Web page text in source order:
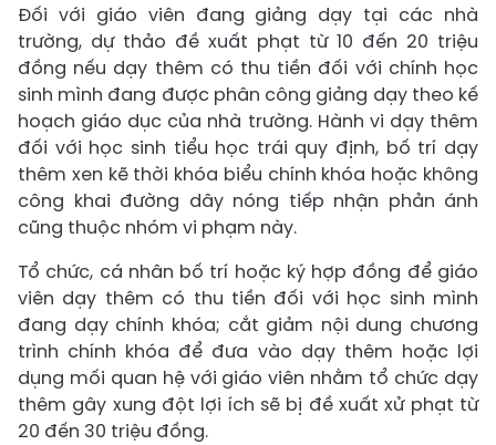
Đối với giáo viên đang giảng dạy tại các nhà
trường, dự thảo đề xuất phạt từ 10 đến 20 triệu
đồng nếu dạy thêm có thu tiền đối với chính học
sinh mình đang được phân công giảng dạy theo kế
hoạch giáo dục của nhà trường. Hành vi dạy thêm
đối với học sinh tiểu học trái quy định, bố trí dạy
thêm xen kẽ thời khóa biểu chính khóa hoặc không
công khai đường dây nóng tiếp nhận phản ánh
cũng thuộc nhóm vi phạm này.
Tổ chức, cá nhân bố trí hoặc ký hợp đồng để giáo
viên dạy thêm có thu tiền đối với học sinh mình
đang dạy chính khóa; cắt giảm nội dung chương
trình chính khóa để đưa vào dạy thêm hoặc lợi
dụng mối quan hệ với giáo viên nhằm tổ chức dạy
thêm gây xung đột lợi ích sẽ bị đề xuất xử phạt từ
20 đến 30 triệu đồng.